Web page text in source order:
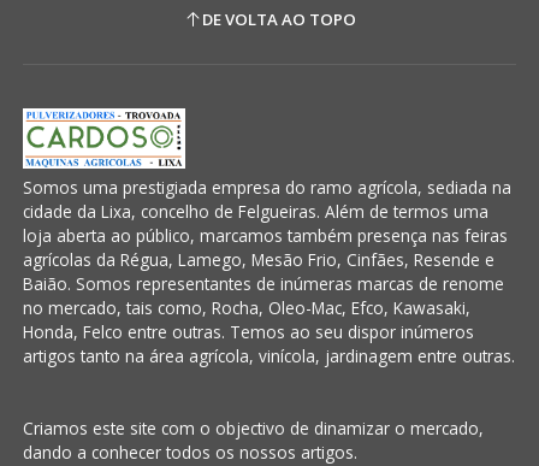
DE VOLTA AO TOPO
Somos uma prestigiada empresa do ramo agrícola, sediada na
cidade da Lixa, concelho de Felgueiras. Além de termos uma
loja aberta ao público, marcamos também presença nas feiras
agrícolas da Régua, Lamego, Mesão Frio, Cinfães, Resende e
Baião. Somos representantes de inúmeras marcas de renome
no mercado, tais como, Rocha, Oleo-Mac, Efco, Kawasaki,
Honda, Felco entre outras. Temos ao seu dispor inúmeros
artigos tanto na área agrícola, vinícola, jardinagem entre outras.
Criamos este site com o objectivo de dinamizar o mercado,
dando a conhecer todos os nossos artigos.